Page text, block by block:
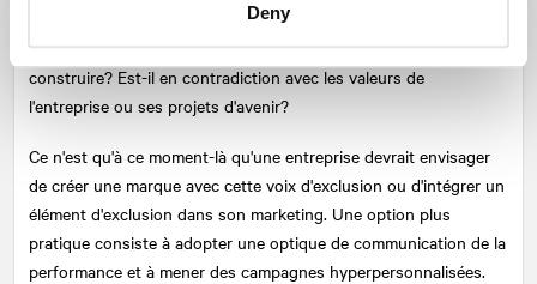
Deny
segment de la population? Ce type de message est-il en accord
avec la communauté que vous avez et que vous essayez de
construire? Est-il en contradiction avec les valeurs de
l'entreprise ou ses projets d'avenir?
Ce n'est qu'à ce moment-là qu'une entreprise devrait envisager
de créer une marque avec cette voix d'exclusion ou d'intégrer un
élément d'exclusion dans son marketing. Une option plus
pratique consiste à adopter une optique de communication de la
performance et à mener des campagnes hyperpersonnalisées.